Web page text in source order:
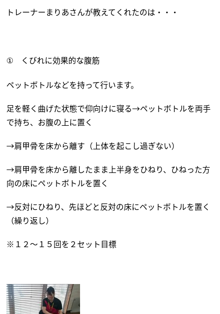
トレーナーまりあさんが教えてくれたのは・・・
① くびれに効果的な腹筋
ペットボトルなどを持って行います。
足を軽く曲げた状態で仰向けに寝る→ペットボトルを両手
で持ち、お腹の上に置く
→肩甲骨を床から離す（上体を起こし過ぎない）
→肩甲骨を床から離したまま上半身をひねり、ひねった方
向の床にペットボトルを置く
→反対にひねり、先ほどと反対の床にペットボトルを置く
（繰り返し）
※１２～１５回を２セット目標